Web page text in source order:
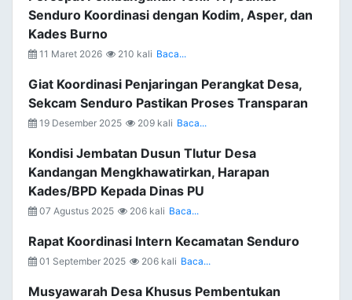
Senduro Koordinasi dengan Kodim, Asper, dan
Kades Burno
11 Maret 2026 210 kali Baca...
Giat Koordinasi Penjaringan Perangkat Desa,
Sekcam Senduro Pastikan Proses Transparan
19 Desember 2025 209 kali Baca...
Kondisi Jembatan Dusun Tlutur Desa
Kandangan Mengkhawatirkan, Harapan
Kades/BPD Kepada Dinas PU
07 Agustus 2025 206 kali Baca...
Rapat Koordinasi Intern Kecamatan Senduro
01 September 2025 206 kali Baca...
Musyawarah Desa Khusus Pembentukan